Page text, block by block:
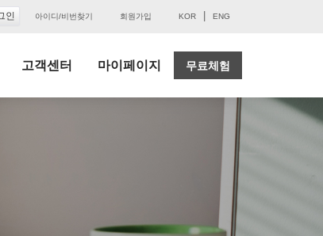
아이디/비번찾기 회원가입 KOR ENG
고객센터 마이페이지 무료체험